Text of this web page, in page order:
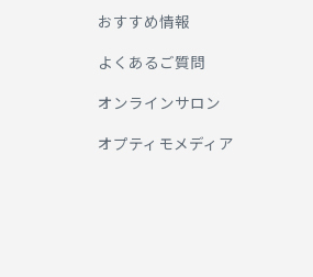
おすすめ情報
よくあるご質問
オンラインサロン
オプティモメディア